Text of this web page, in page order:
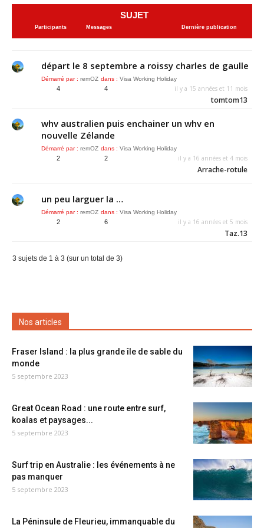
SUJET
Participants Messages Dernière publication
départ le 8 septembre a roissy charles de gaulle
Démarré par : remOZ dans : Visa Working Holiday
4 4 il y a 15 années et 11 mois
tomtom13
whv australien puis enchainer un whv en
nouvelle Zélande
Démarré par : remOZ dans : Visa Working Holiday
2 2 il y a 16 années et 4 mois
Arrache-rotule
un peu larguer la …
Démarré par : remOZ dans : Visa Working Holiday
2 6 il y a 16 années et 5 mois
Taz.13
3 sujets de 1 à 3 (sur un total de 3)
Nos articles
Fraser Island : la plus grande île de sable du
monde
5 septembre 2023
Great Ocean Road : une route entre surf,
koalas et paysages...
5 septembre 2023
Surf trip en Australie : les événements à ne
pas manquer
5 septembre 2023
La Péninsule de Fleurieu, immanquable du